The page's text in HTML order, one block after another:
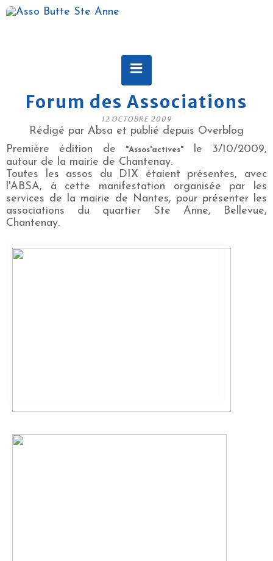
Forum des Associations
12 OCTOBRE 2009
Rédigé par Absa et publié depuis Overblog
Première édition de
"Assos'actives"
le 3/10/2009,
autour de la mairie de Chantenay.
Toutes les assos du DIX étaient présentes, avec
l'ABSA, à cette manifestation organisée par les
services de la mairie de Nantes, pour présenter les
associations du quartier Ste Anne, Bellevue,
Chantenay.